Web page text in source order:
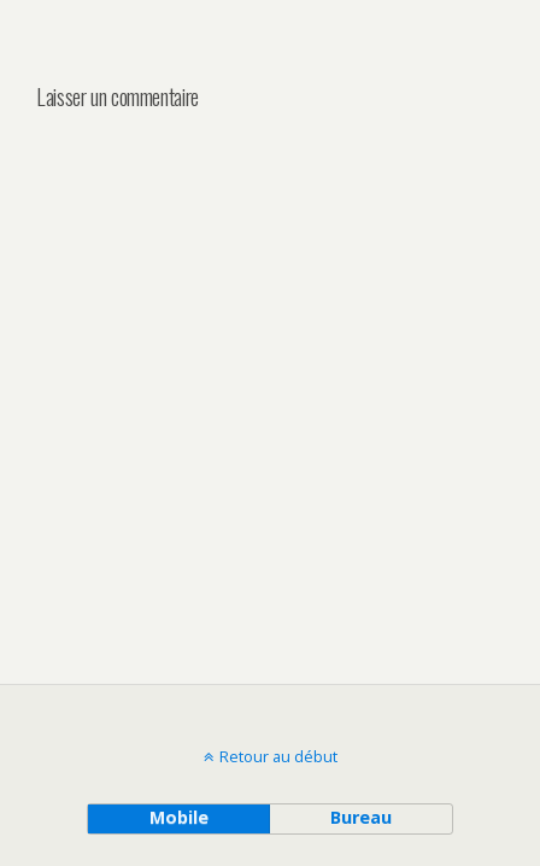
Laisser un commentaire
Retour au début
Mobile Bureau